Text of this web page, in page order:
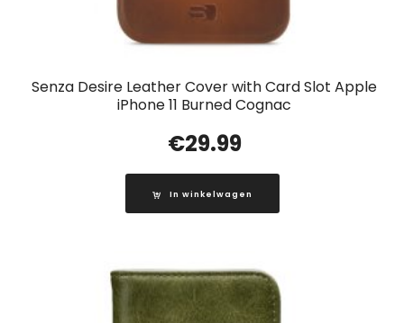
Senza Desire Leather Cover with Card Slot Apple
iPhone 11 Burned Cognac
€29.99
In winkelwagen